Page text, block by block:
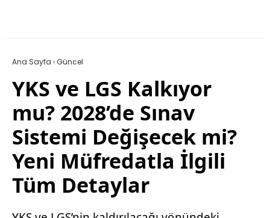
Ana Sayfa ›Güncel
YKS ve LGS Kalkıyor
mu? 2028’de Sınav
Sistemi Değişecek mi?
Yeni Müfredatla İlgili
Tüm Detaylar